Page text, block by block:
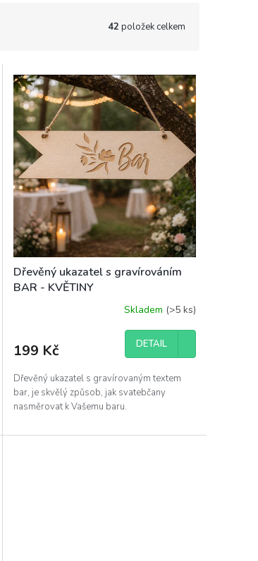
42 položek celkem
Dřevěný ukazatel s gravírováním
BAR - KVĚTINY
Skladem (>5 ks)
199 Kč DETAIL
Dřevěný ukazatel s gravírovaným textem
bar, je skvělý způsob, jak svatebčany
nasměrovat k Vašemu baru.